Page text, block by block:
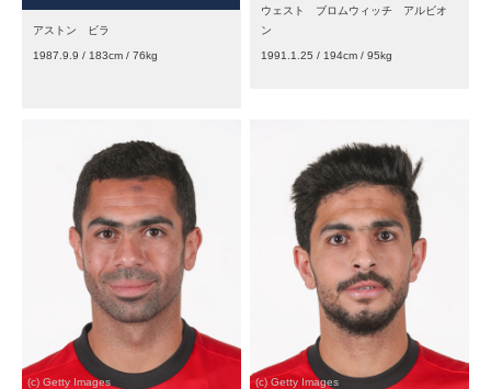
アストン ビラ
1987.9.9 / 183cm / 76kg
ウェスト ブロムウィッチ アルビオ
ン
1991.1.25 / 194cm / 95kg